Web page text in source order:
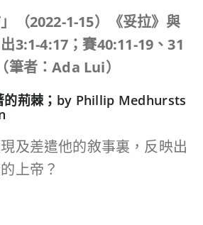
（2022-1-15）《妥拉》與
3:1-4:17 ；賽40:11-19 、31
筆者：Ada Lui）
的荊棘；by Phillip Medhursts
及差遣他的敘事裏，反映出
上帝？